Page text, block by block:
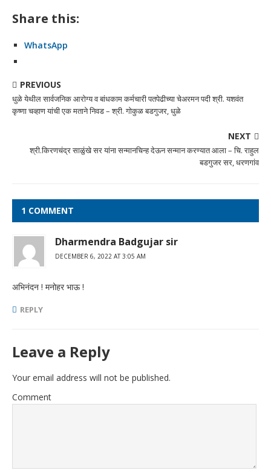
Share this:
WhatsApp
PREVIOUS
धुळे येथील सार्वजनिक आरोग्य व बांधकाम कर्मचारी पतपेढीच्या चेअरमन पदी श्री. यशवंत
कृष्णा चव्हाण यांची एक मताने निवड – श्री. गोकुळ बडगुजर, धुळे
NEXT
श्री.किरणचंद्र साळुंखे सर यांना सन्मानचिन्ह देऊन सन्मान करण्यात आला – चि. राहुल
बडगुजर सर, धरणगांव
1 COMMENT
Dharmendra Badgujar sir
DECEMBER 6, 2022 AT 3:05 AM
अभिनंदन ! मनोहर भाऊ !
REPLY
Leave a Reply
Your email address will not be published.
Comment